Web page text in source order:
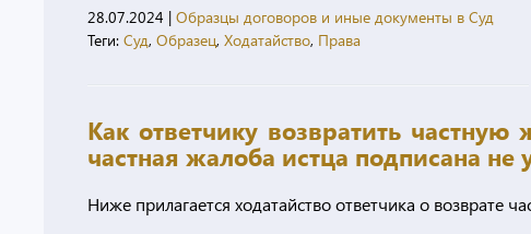
28.07.2024 | Образцы договоров и иные документы в Суд
Теги: Суд, Образец, Ходатайство, Права
Как ответчику возвратить
частная жалоба истца подписана
Ниже прилагается ходатайство ответчика о возврате